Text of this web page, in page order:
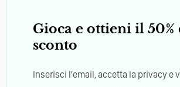
Gioca e ottieni il 50%
sconto
Inserisci l'email, accetta la privacy e